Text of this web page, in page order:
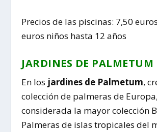
Precios de las piscinas: 7,50
euros niños hasta 12 años
JARDINES DE PALMETUM
En los jardines de Palmetum,
colección de palmeras de
considerada la mayor colección
Palmeras de islas tropicales del